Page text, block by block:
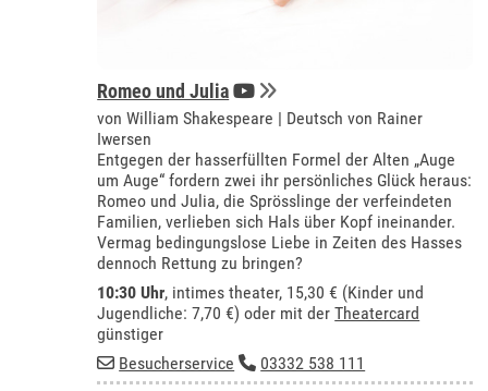
Romeo und Julia
von William Shakespeare | Deutsch von Rainer
Iwersen
Entgegen der hasserfüllten Formel der Alten „Auge
um Auge“ fordern zwei ihr persönliches Glück heraus:
Romeo und Julia, die Sprösslinge der verfeindeten
Familien, verlieben sich Hals über Kopf ineinander.
Vermag bedingungslose Liebe in Zeiten des Hasses
dennoch Rettung zu bringen?
10:30 Uhr, intimes theater, 15,30 € (Kinder und
Jugendliche: 7,70 €) oder mit derTheatercard
günstiger
Besucherservice
03332 538 111